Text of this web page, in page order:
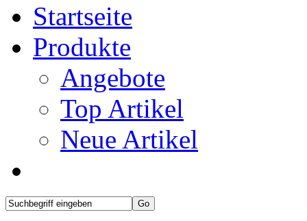
Startseite
Produkte
Angebote
Top Artikel
Neue Artikel